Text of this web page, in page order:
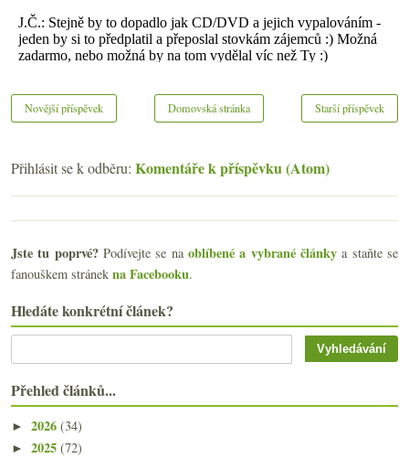
Novější příspěvek Starší příspěvek
Domovská stránka
Přihlásit se k odběru: Komentáře k příspěvku (Atom)
Jste tu poprvé?Podívejte se naoblíbené a vybrané články a staňte se
fanouškem stránek na Facebooku.
Hledáte konkrétní článek?
Přehled článků...
► 2026 (34)
► 2025 (72)